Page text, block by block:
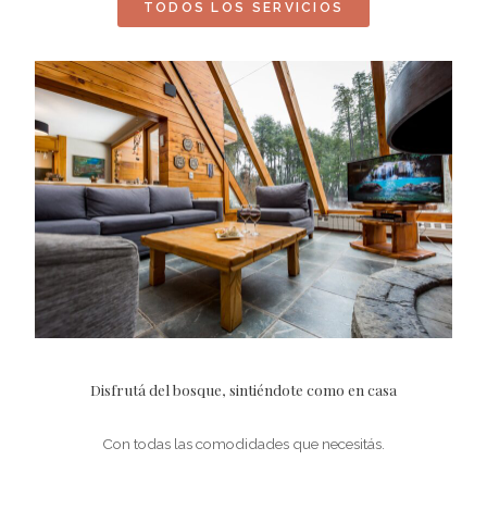
TODOS LOS SERVICIOS
Disfrutá del bosque, sintiéndote como en casa
Con todas las comodidades que necesitás.